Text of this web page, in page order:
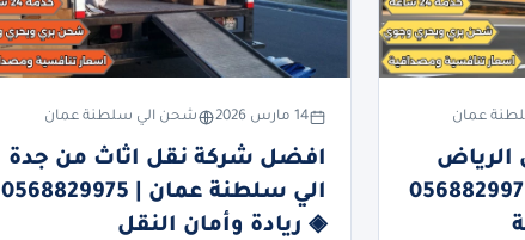
عمان
سلطنة عمان | 0568829975
14 مارس 2026 شحن الي سلطنة عمان
افضل شركة نقل اثاث من جدة
الي سلطنة عمان | 0568829975
◈ ريادة وأمان النقل